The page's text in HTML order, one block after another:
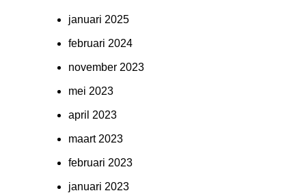
januari 2025
februari 2024
november 2023
mei 2023
april 2023
maart 2023
februari 2023
januari 2023